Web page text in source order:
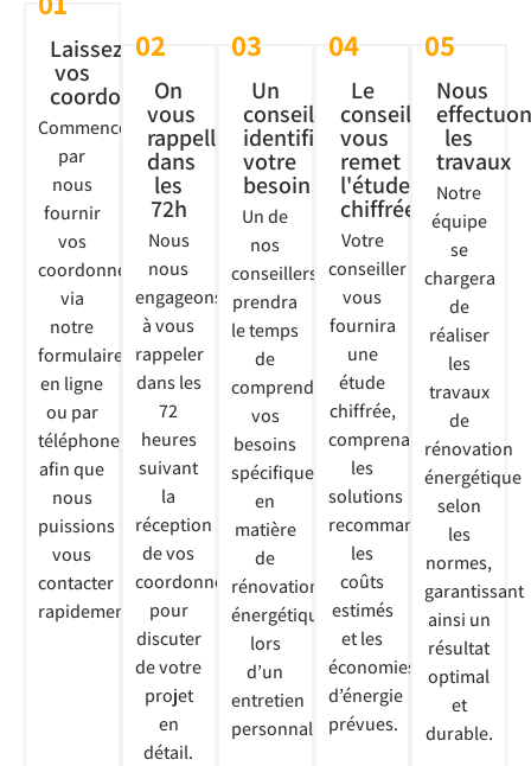
Laissez
vos
coordonnées
Commencez
par
nous
fournir
vos
coordonnées
via
notre
formulaire
en ligne
ou par
téléphone,
afin que
nous
puissions
vous
contacter
rapidement.
02
On
vous
rappelle
dans
les
72h
Nous
nous
engageons
à vous
rappeler
dans les
72
heures
suivant
la
réception
de vos
coordonnées
pour
discuter
de votre
projet
en
détail.
03
Un
conseiller
identifie
votre
besoin
Un de
nos
conseillers
prendra
le temps
de
comprendre
vos
besoins
spécifiques
en
matière
de
rénovation
énergétique
lors
d’un
entretien
personnalisé.
04
Le
conseiller
vous
remet
l'étude
chiffrée
Votre
conseiller
vous
fournira
une
étude
chiffrée,
comprenant
les
solutions
recommandées,
les
coûts
estimés
et les
économies
d’énergie
prévues.
05
Nous
les
travaux
Notre
équipe
se
chargera
de
réaliser
les
travaux
de
rénovation
énergétique
selon
les
normes,
garantissant
ainsi un
résultat
optimal
et
durable.